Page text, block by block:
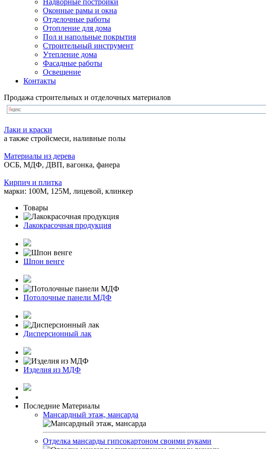
Надворные постройки
Оконные рамы и окна
Отделочные работы
Отопление для дома
Пол и напольные покрытия
Строительный инструмент
Утепление дома
Фасадные работы
Освещение
Контакты
Продажа строительных и отделочных материалов
Лаки и краски
а также стройсмеси, наливные полы
Материалы из дерева
ОСБ, МДФ, ДВП, вагонка, фанера
Кирпич и плитка
марки: 100М, 125М, лицевой, клинкер
Товары
Лакокрасочная продукция
Шпон венге
Потолочные панели МДФ
Дисперсионный лак
Изделия из МДФ
Последние Материалы
Мансардный этаж, мансарда
Отделка мансарды гипсокартоном своими руками